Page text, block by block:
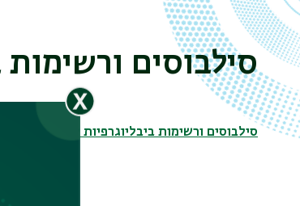
סילבוסים
סילבוסים ורשימות ביבליוגרפיות לקורסים